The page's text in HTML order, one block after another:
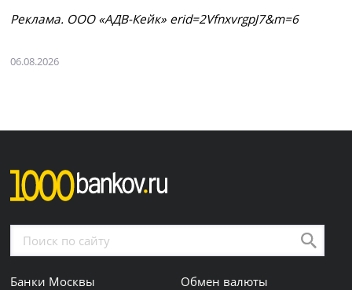
Рeклaмa. ООО «АДВ-Кейк» erid=2VfnxvrgpJ7&m=6
06.08.2026
Банки Москвы
Обмен валюты